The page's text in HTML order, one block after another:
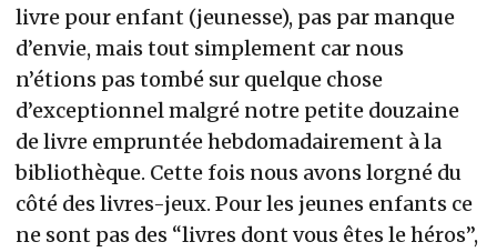
livre pour enfant (jeunesse), pas par manque
d’envie, mais tout simplement car nous
n’étions pas tombé sur quelque chose
d’exceptionnel malgré notre petite douzaine
de livre empruntée hebdomadairement à la
bibliothèque. Cette fois nous avons lorgné du
côté des livres-jeux. Pour les jeunes enfants ce
ne sont pas des “livres dont vous êtes le héros”,